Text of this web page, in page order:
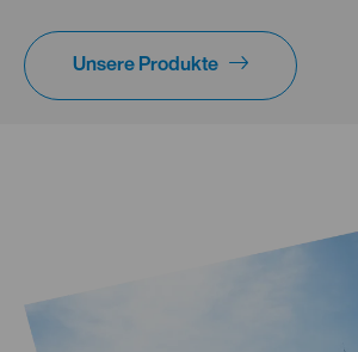
Unsere Produkte